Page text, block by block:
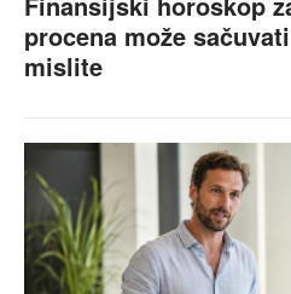
procena može
mislite